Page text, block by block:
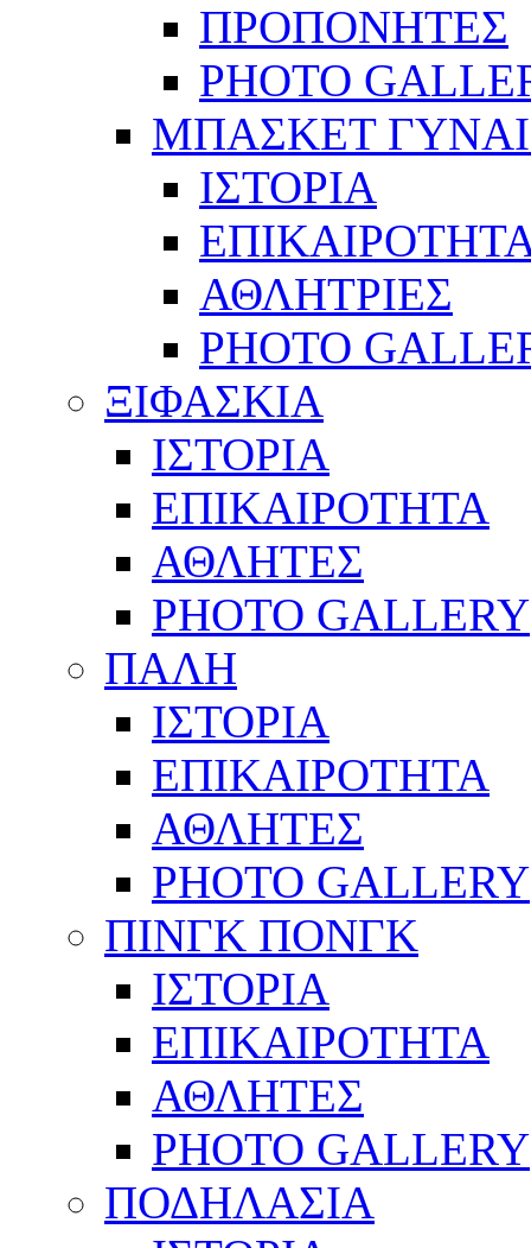
ΠΡΟΠΟΝΗΤΕΣ
PHOTO
ΜΠΑΣΚΕΤ
ΙΣΤΟΡΙΑ
ΑΘΛΗΤΡΙΕΣ
PHOTO
ΞΙΦΑΣΚΙΑ
ΙΣΤΟΡΙΑ
ΕΠΙΚΑΙΡΟΤΗΤΑ
ΑΘΛΗΤΕΣ
PHOTO GALLERY
ΠΑΛΗ
ΙΣΤΟΡΙΑ
ΕΠΙΚΑΙΡΟΤΗΤΑ
ΑΘΛΗΤΕΣ
PHOTO GALLERY
ΠΙΝΓΚ ΠΟΝΓΚ
ΙΣΤΟΡΙΑ
ΕΠΙΚΑΙΡΟΤΗΤΑ
ΑΘΛΗΤΕΣ
PHOTO GALLERY
ΠΟΔΗΛΑΣΙΑ